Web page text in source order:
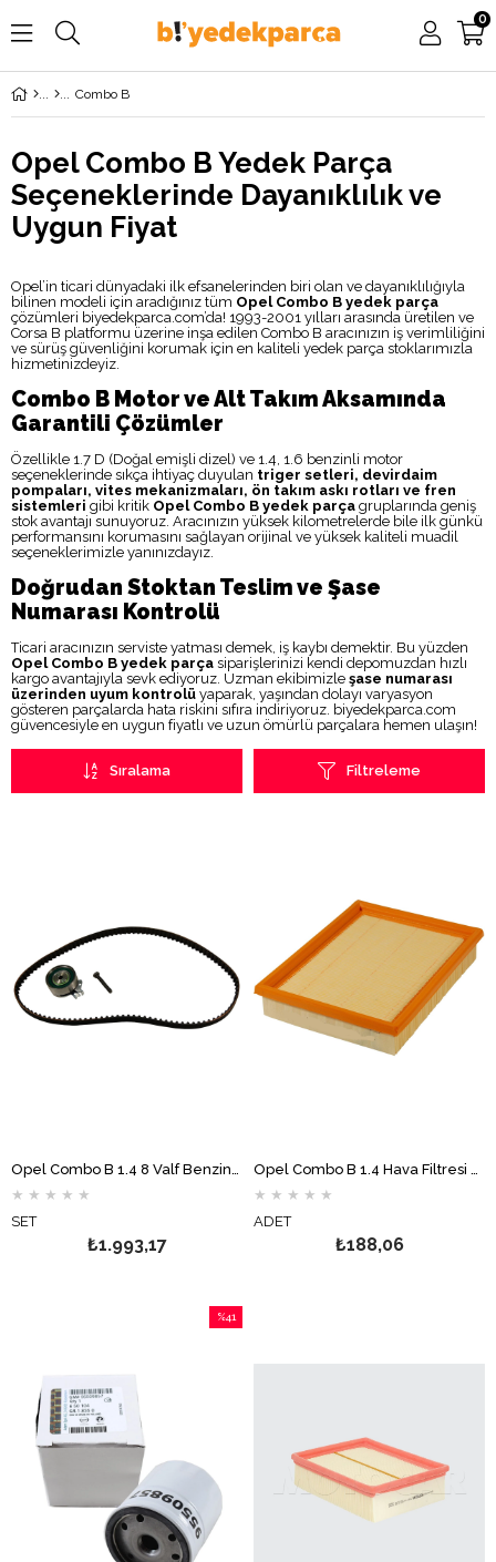
0
Combo B
Opel Combo B Yedek Parça
Seçeneklerinde Dayanıklılık ve
Uygun Fiyat
Opel’in ticari dünyadaki ilk efsanelerinden biri olan ve dayanıklılığıyla
bilinen modeli için aradığınız tüm Opel Combo B yedek parça
çözümleri biyedekparca.com’da! 1993-2001 yılları arasında üretilen ve
Corsa B platformu üzerine inşa edilen Combo B aracınızın iş verimliliğini
ve sürüş güvenliğini korumak için en kaliteli yedek parça stoklarımızla
hizmetinizdeyiz.
Combo B Motor ve Alt Takım Aksamında
Garantili Çözümler
Özellikle 1.7 D (Doğal emişli dizel) ve 1.4, 1.6 benzinli motor
seçeneklerinde sıkça ihtiyaç duyulan triger setleri, devirdaim
pompaları, vites mekanizmaları, ön takım askı rotları ve fren
sistemleri gibi kritik Opel Combo B yedek parça gruplarında geniş
stok avantajı sunuyoruz. Aracınızın yüksek kilometrelerde bile ilk günkü
performansını korumasını sağlayan orijinal ve yüksek kaliteli muadil
seçeneklerimizle yanınızdayız.
Doğrudan Stoktan Teslim ve Şase
Numarası Kontrolü
Ticari aracınızın serviste yatması demek, iş kaybı demektir. Bu yüzden
Opel Combo B yedek parça siparişlerinizi kendi depomuzdan hızlı
kargo avantajıyla sevk ediyoruz. Uzman ekibimizle şase numarası
üzerinden uyum kontrolü yaparak, yaşından dolayı varyasyon
gösteren parçalarda hata riskini sıfıra indiriyoruz. biyedekparca.com
güvencesiyle en uygun fiyatlı ve uzun ömürlü parçalara hemen ulaşın!
Filtreleme
Sıralama
Opel Combo B 1.4 8 Valf Benzinli Triger Seti GATES
★ ★ ★ ★ ★
SET
₺1.993,17
Opel Combo B 1.4 Hava Filtresi MOTOCAR
★ ★ ★ ★ ★
ADET
₺188,06
%41
%41İndirim